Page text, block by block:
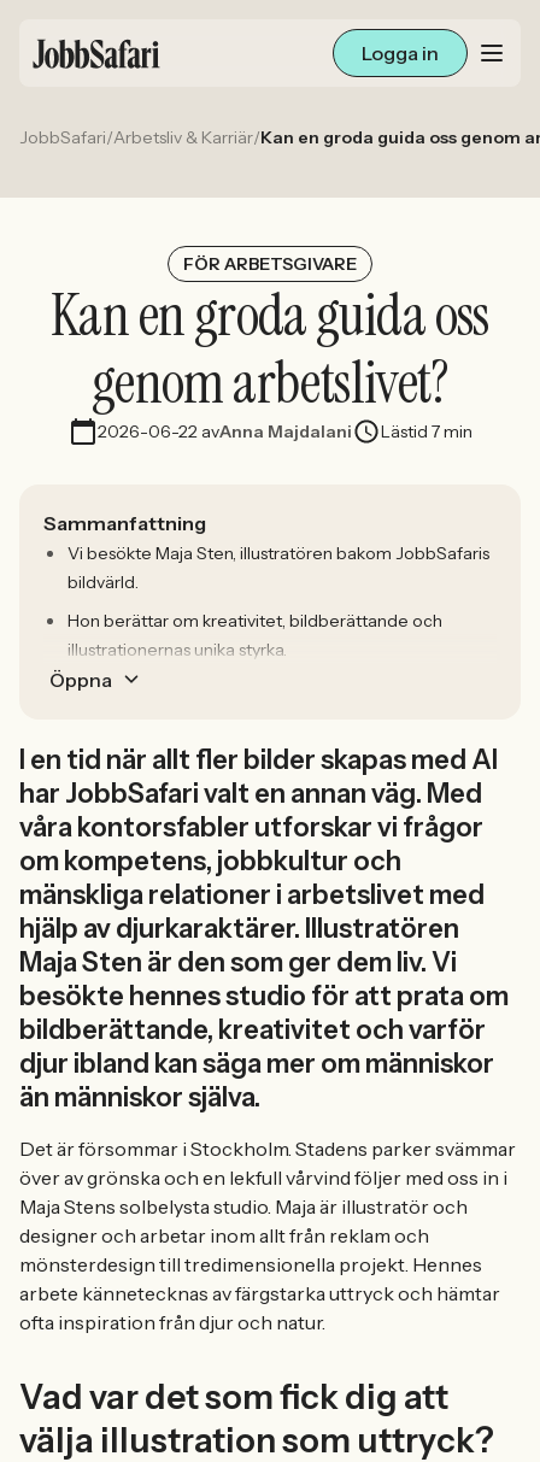
Logga in
Lediga jobb
Arbetsliv och karriär
För arbetsgivare
Skapa annons
Sök med AI
JobbSafari/Arbetsliv & Karriär/Kan en groda guida oss genom
FÖR ARBETSGIVARE
Kan en groda guida oss
genom arbetslivet?
2026-06-22 avAnna Majdalani Lästid 7 min
Sammanfattning
Vi besökte Maja Sten, illustratören bakom JobbSafaris
bildvärld.
Hon berättar om kreativitet, bildberättande och
illustrationernas unika styrka.
Öppna
I en tid när allt fler bilder skapas med AI
har JobbSafari valt en annan väg. Med
våra kontorsfabler utforskar vi frågor
om kompetens, jobbkultur och
mänskliga relationer i arbetslivet med
hjälp av djurkaraktärer. Illustratören
Maja Sten är den som ger dem liv. Vi
besökte hennes studio för att prata om
bildberättande, kreativitet och varför
djur ibland kan säga mer om människor
än människor själva.
Det är försommar i Stockholm. Stadens parker svämmar
över av grönska och en lekfull vårvind följer med oss in i
Maja Stens solbelysta studio. Maja är illustratör och
designer och arbetar inom allt från reklam och
mönsterdesign till tredimensionella projekt. Hennes
arbete kännetecknas av färgstarka uttryck och hämtar
ofta inspiration från djur och natur.
Vad var det som fick dig att
välja illustration som uttryck?